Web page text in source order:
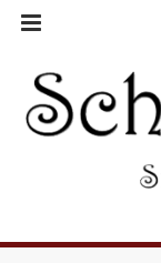
Skip
navigation
Skip
content